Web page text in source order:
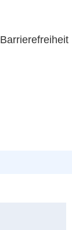
Barrierefreiheit